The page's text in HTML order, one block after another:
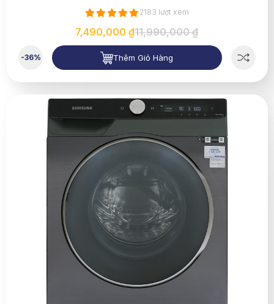
2183 lượt xem
7,490,000 ₫11,990,000 ₫
-36% Thêm Giỏ Hàng